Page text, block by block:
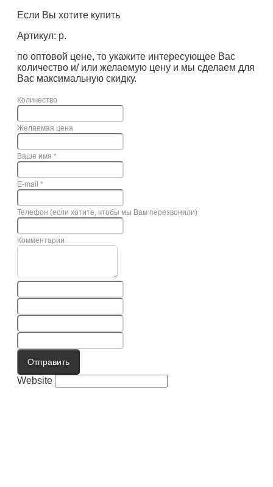
Если Вы хотите купить
Артикул: р.
по оптовой цене, то укажите интересующее Вас
количество и/ или желаемую цену и мы сделаем для
Вас максимальную скидку.
Количество
Желаемая цена
Ваше имя *
E-mail *
Телефон (если хотите, чтобы мы Вам перезвонили)
Комментарии
Отправить
Website